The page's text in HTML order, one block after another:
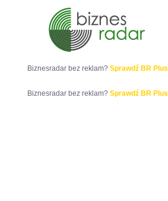
Biznesradar bez reklam? Sprawdź BR Plus
Biznesradar bez reklam? Sprawdź BR Plus